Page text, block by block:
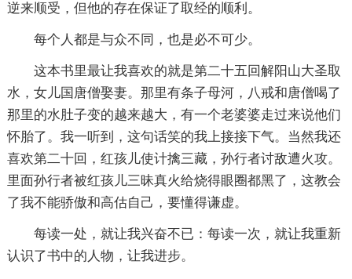
逆来顺受，但他的存在保证了取经的顺利。
每个人都是与众不同，也是必不可少。
这本书里最让我喜欢的就是第二十五回解阳山大圣取
水，女儿国唐僧娶妻。那里有条子母河，八戒和唐僧喝了
那里的水肚子变的越来越大，有一个老婆婆走过来说他们
怀胎了。我一听到，这句话笑的我上接接下气。当然我还
喜欢第二十回，红孩儿使计擒三藏，孙行者讨敌遭火攻。
里面孙行者被红孩儿三昧真火给烧得眼圈都黑了，这教会
了我不能骄傲和高估自己，要懂得谦虚。
每读一处，就让我兴奋不已：每读一次，就让我重新
认识了书中的人物，让我进步。